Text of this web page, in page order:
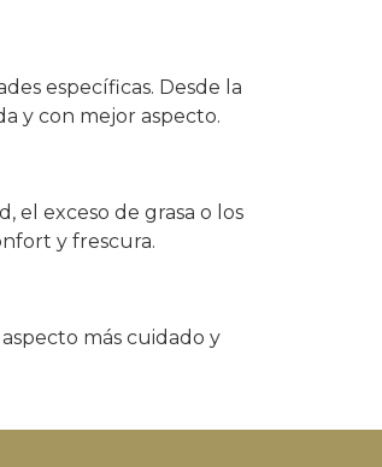
específicas. Desde la
y con mejor aspecto.
el exceso de grasa o los
y frescura.
más cuidado y